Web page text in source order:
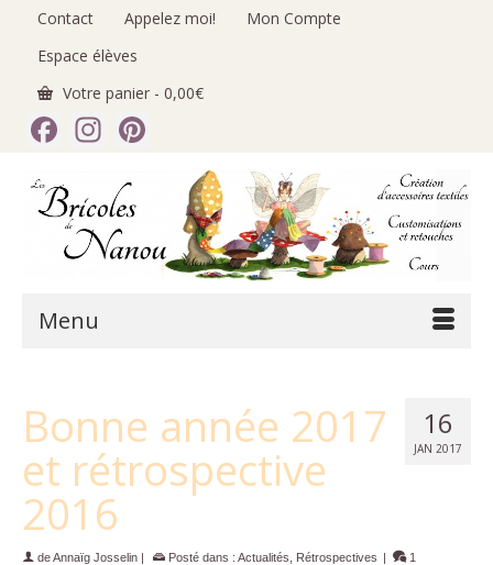
Contact Appelez moi!
Mon Compte
Espace élèves
Votre panier - 0,00€
Facebook
Instagram
Menu
16
JAN 2017
Bonne année 2017
et rétrospective
2016
deAnnaïg Josselin | Posté dans : Actualités Rétrospectives | 1